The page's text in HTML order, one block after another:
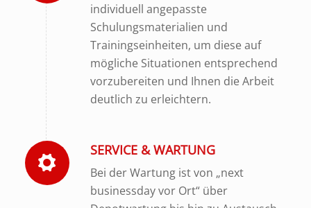
individuell angepasste
Schulungsmaterialien und
Trainingseinheiten, um diese auf
mögliche Situationen entsprechend
vorzubereiten und Ihnen die Arbeit
deutlich zu erleichtern.
SERVICE & WARTUNG
Bei der Wartung ist von „next
businessday vor Ort“ über